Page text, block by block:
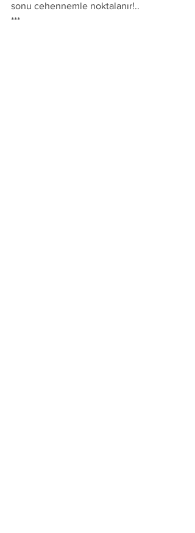
sonu cehennemle noktalanır!..
***